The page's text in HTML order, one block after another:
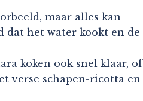
maar alles kan
dat het water kookt en de
koken ook snel klaar, of
verse schapen-ricotta en